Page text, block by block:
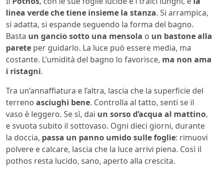
linea verde che tiene insieme la stanza. Si arrampica,
si adatta, si espande seguendo la forma del bagno.
Basta un gancio sotto una mensola o un bastone alla
parete per guidarlo. La luce può essere media, ma
costante. L’umidità del bagno lo favorisce, ma non ama
i ristagni.
Tra un’annaffiatura e l’altra, lascia che la superficie del
terreno asciughi bene. Controlla al tatto, senti se il
vaso è leggero. Se sì, dai un sorso d’acqua al mattino,
e svuota subito il sottovaso. Ogni dieci giorni, durante
la doccia, passa un panno umido sulle foglie: rimuovi
polvere e calcare, lascia che la luce arrivi piena. Così il
pothos resta lucido, sano, aperto alla crescita.